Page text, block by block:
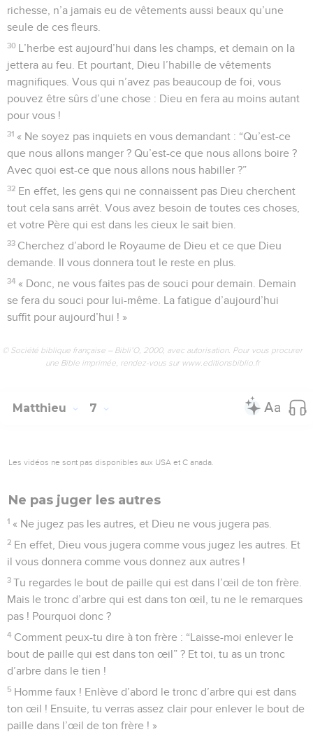
richesse, n’a jamais eu de vêtements aussi beaux qu’une
seule de ces fleurs.
30 L’herbe est aujourd’hui dans les champs, et demain on la
jettera au feu. Et pourtant, Dieu l’habille de vêtements
magnifiques. Vous qui n’avez pas beaucoup de foi, vous
pouvez être sûrs d’une chose : Dieu en fera au moins autant
pour vous !
31 « Ne soyez pas inquiets en vous demandant : “Qu’est-ce
que nous allons manger ? Qu’est-ce que nous allons boire ?
Avec quoi est-ce que nous allons nous habiller ?”
32 En effet, les gens qui ne connaissent pas Dieu cherchent
tout cela sans arrêt. Vous avez besoin de toutes ces choses,
et votre Père qui est dans les cieux le sait bien.
33 Cherchez d’abord le Royaume de Dieu et ce que Dieu
demande. Il vous donnera tout le reste en plus.
34 « Donc, ne vous faites pas de souci pour demain. Demain
se fera du souci pour lui-même. La fatigue d’aujourd’hui
suffit pour aujourd’hui ! »
© Société biblique française – Bibli’O, 2000, avec autorisation. Pour vous procurer
une Bible imprimée, rendez-vous sur www.editionsbiblio.fr
Matthieu 7
Les vidéos ne sont pas disponibles aux USA et C anada.
Ne pas juger les autres
1 « Ne jugez pas les autres, et Dieu ne vous jugera pas.
2 En effet, Dieu vous jugera comme vous jugez les autres. Et
il vous donnera comme vous donnez aux autres !
3 Tu regardes le bout de paille qui est dans l’œil de ton frère.
Mais le tronc d’arbre qui est dans ton œil, tu ne le remarques
pas ! Pourquoi donc ?
4 Comment peux-tu dire à ton frère : “Laisse-moi enlever le
bout de paille qui est dans ton œil” ? Et toi, tu as un tronc
d’arbre dans le tien !
5 Homme faux ! Enlève d’abord le tronc d’arbre qui est dans
ton œil ! Ensuite, tu verras assez clair pour enlever le bout de
paille dans l’œil de ton frère ! »